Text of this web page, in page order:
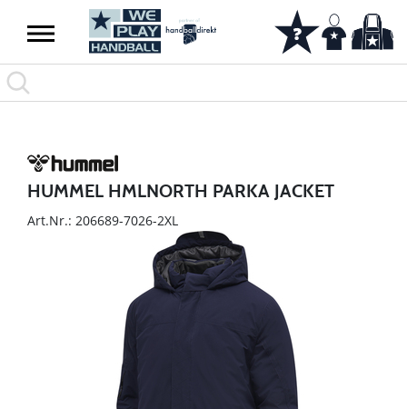
HUMMEL HMLNORTH PARKA JACKET
Art.Nr.: 206689-7026-2XL